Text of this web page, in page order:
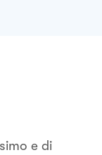
e di